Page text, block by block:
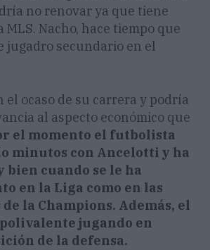
no renovar ya que tiene
MLS. Nacho, hace tiempo que
jugadro secundario en el
el ocaso de su carrera y podría
al aspecto económico que
el momento el futbolista
minutos con Ancelotti y ha
bien cuando se le ha
en la Liga como en las
la Champions. Además, el
jugando en
de la defensa.